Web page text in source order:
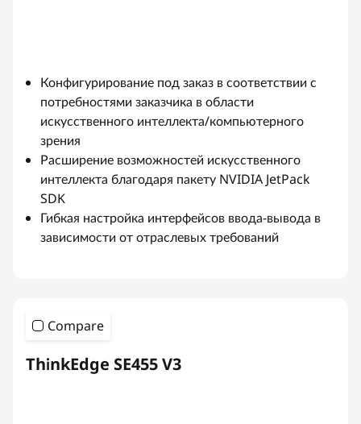
Конфигурирование под заказ в соответствии с
потребностями заказчика в области
искусственного интеллекта/компьютерного
зрения
Расширение возможностей искусственного
интеллекта благодаря пакету NVIDIA JetPack
SDK
Гибкая настройка интерфейсов ввода-вывода в
зависимости от отраслевых требований
Compare
ThinkEdge SE455 V3